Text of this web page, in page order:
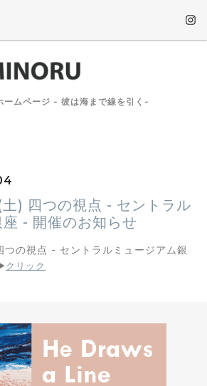
ームページ - 彼は海まで線を引く-
) 四つの視点 - セントラル
座 - 開催のお知らせ
の視点 - セントラルミュージアム銀
クリック